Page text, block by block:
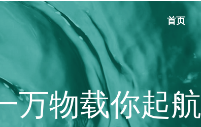
首页
万物载你起航